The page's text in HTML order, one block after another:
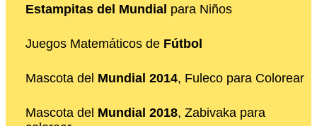
Estampitas del Mundial para Niños
Juegos Matemáticos de Fútbol
Mascota del Mundial 2014, Fuleco para Colorear
Mascota del Mundial 2018, Zabivaka para